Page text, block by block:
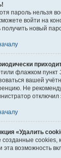
пароль нельзя
войти на
получить новый
флажком пункт
вашей
Не
отключил
«Удалить
созданные cookies,
эта возможность